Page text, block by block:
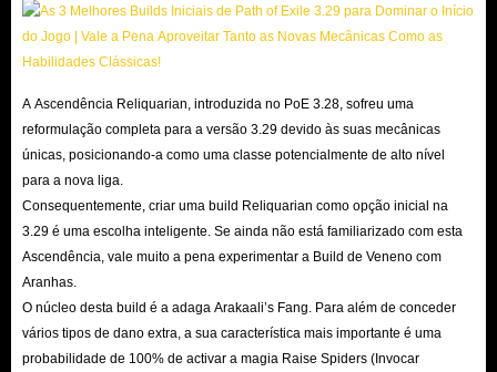
Selecione Utilizadores e Contas.
Escolha Conta.
Selecione ID Online para ver o seu nome atual.
Para utilizadores XBOX: Nome da Personagem + Tag Xbox
Como encontrar a minha Tag Xbox?
Prima o botão Xbox no seu comando para abrir o Guia.
Aceda a Perfil e sistema.
Selecione o ícone do seu perfil ou escolha um perfil se precisar de
iniciar sessão.
A sua gamertag é apresentada com destaque abaixo da sua foto de
perfil. Talvez seja necessário selecionar 'O meu perfil' para a ver.
A Ascendência Reliquarian, introduzida no PoE 3.28, sofreu uma
reformulação completa para a versão 3.29 devido às suas mecânicas
únicas, posicionando-a como uma classe potencialmente de alto nível
para a nova liga.
Consequentemente, criar uma build Reliquarian como opção inicial na
3.29 é uma escolha inteligente. Se ainda não está familiarizado com esta
Ascendência, vale muito a pena experimentar a Build de Veneno com
Aranhas.
O núcleo desta build é a adaga Arakaali’s Fang. Para além de conceder
vários tipos de dano extra, a sua característica mais importante é uma
probabilidade de 100% de activar a magia Raise Spiders (Invocar